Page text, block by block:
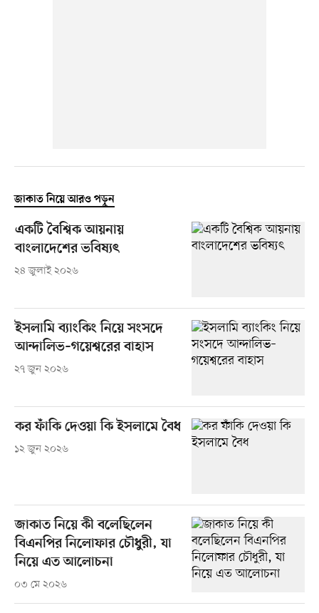
জাকাত নিয়ে আরও পড়ুন
একটি বৈশ্বিক আয়নায়
বাংলাদেশের ভবিষ্যৎ
২৪ জুলাই ২০২৬
ইসলামি ব্যাংকিং নিয়ে সংসদে
আন্দালিভ–গয়েশ্বরের বাহাস
২৭ জুন ২০২৬
কর ফাঁকি দেওয়া কি ইসলামে বৈধ
১২ জুন ২০২৬
জাকাত নিয়ে কী বলেছিলেন
বিএনপির নিলোফার চৌধুরী, যা
নিয়ে এত আলোচনা
০৩ মে ২০২৬